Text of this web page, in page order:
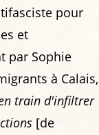
pour
et
par Sophie
à Calais,
train d'infiltrer
[de